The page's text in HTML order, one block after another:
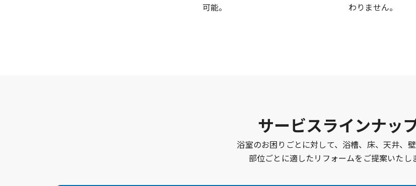
可能。
わりません。
サービスラインナッ
浴室のお困りごとに対して、浴槽、床、天井、壁
部位ごとに適したリフォームをご提案いたし